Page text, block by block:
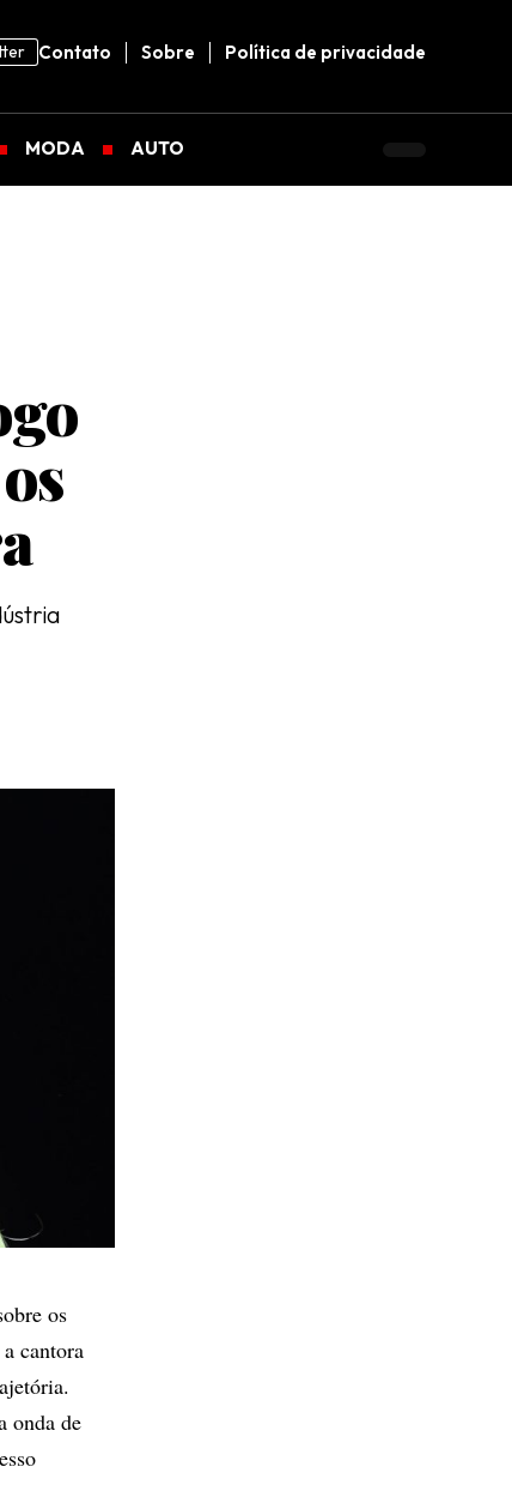
Contato Sobre Política de privacidade
MODA AUTO
os
cantora
onda de